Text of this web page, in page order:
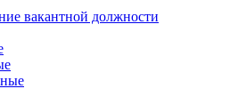
вакантной должности